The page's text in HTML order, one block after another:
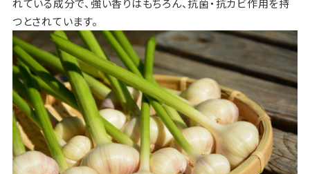
つとされています。